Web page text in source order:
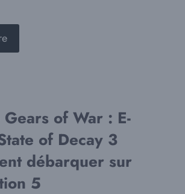
of War : E-
of Decay 3
débarquer sur
5